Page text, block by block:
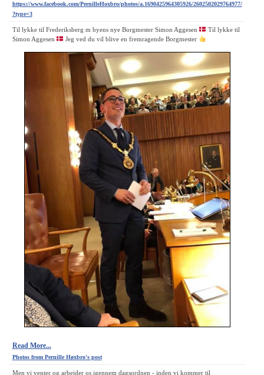
https://www.facebook.com/PernilleHoxbro/photos/a.1690425964305926/2602502029764977/
?type=3
Til lykke til Frederiksberg m byens nye Borgmester Simon Aggesen
Til lykke til
Simon Aggesen
Jeg ved du vil blive en fremragende Borgmester
Read More...
Photos from Pernille Høxbro's post
Men vi venter og arbejder os igennem dagsordnen - inden vi kommer til